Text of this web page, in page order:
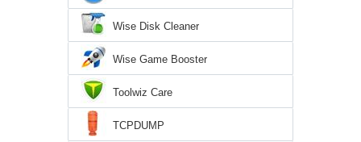
Wise Disk Cleaner
Wise Game Booster
Toolwiz Care
TCPDUMP